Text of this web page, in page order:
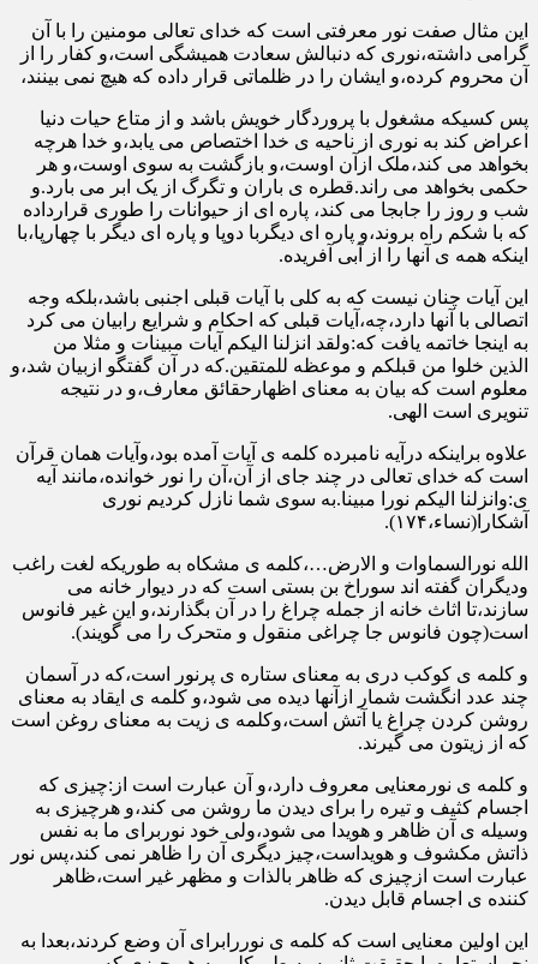
این مثال صفت نور معرفتی است که خدای تعالی مومنین را با آن
گرامی داشته،نوری که دنبالش سعادت همیشگی است،و کفار را از
آن محروم کرده،و ایشان را در ظلماتی قرار داده که هیچ نمی بینند،
پس کسیکه مشغول با پروردگار خویش باشد و از متاع حیات دنیا
اعراض کند به نوری از ناحیه ی خدا اختصاص می یابد،و خدا هرچه
بخواهد می کند،ملک ازآن اوست،و بازگشت به سوی اوست،و هر
حکمی بخواهد می راند.قطره ی باران و تگرگ از یک ابر می بارد.و
شب و روز را جابجا می کند، پاره ای از حیوانات را طوری قرارداده
که با شکم راه بروند،و پاره ای دیگربا دوپا و پاره ای دیگر با چهارپا،با
اینکه همه ی آنها را از آبی آفریده.
این آیات چنان نیست که به کلی با آیات قبلی اجنبی باشد،بلکه وجه
اتصالی با آنها دارد،چه،آیات قبلی که احکام و شرایع رابیان می کرد
به اینجا خاتمه یافت که:ولقد انزلنا الیکم آیات مبینات و مثلا من
الذین خلوا من قبلکم و موعظه للمتقین.که در آن گفتگو ازبیان شد،و
معلوم است که بیان به معنای اظهارحقائق معارف،و در نتیجه
تنویری است الهی.
علاوه براینکه درآیه نامبرده کلمه ی آیات آمده بود،وآیات همان قرآن
است که خدای تعالی در چند جای از آن،آن را نور خوانده،مانند آیه
ی:وانزلنا الیکم نورا مبینا.به سوی شما نازل کردیم نوری
آشکارا(نساء،۱۷۴).
الله نورالسماوات و الارض…،کلمه ی مشکاه به طوریکه لغت راغب
ودیگران گفته اند سوراخ بن بستی است که در دیوار خانه می
سازند،تا اثاث خانه از جمله چراغ را در آن بگذارند،و این غیر فانوس
است(چون فانوس جا چراغی منقول و متحرک را می گویند).
و کلمه ی کوکب دری به معنای ستاره ی پرنور است،که در آسمان
چند عدد انگشت شمار ازآنها دیده می شود،و کلمه ی ایقاد به معنای
روشن کردن چراغ یا آتش است،وکلمه ی زیت به معنای روغن است
که از زیتون می گیرند.
و کلمه ی نورمعنایی معروف دارد،و آن عبارت است از:چیزی که
اجسام کثیف و تیره را برای دیدن ما روشن می کند،و هرچیزی به
وسیله ی آن ظاهر و هویدا می شود،ولی خود نوربرای ما به نفس
ذاتش مکشوف و هویداست،چیز دیگری آن را ظاهر نمی کند،پس نور
عبارت است ازچیزی که ظاهر بالذات و مظهر غیر است،ظاهر
کننده ی اجسام قابل دیدن.
این اولین معنایی است که کلمه ی نوررابرای آن وضع کردند،بعدا به